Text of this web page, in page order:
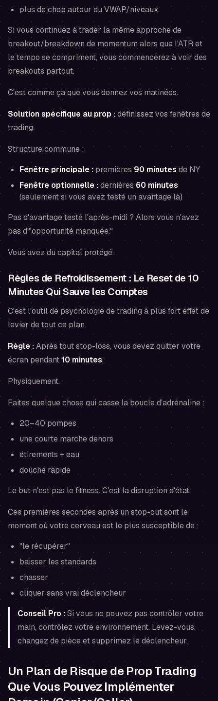
plus de chop autour du VWAP/niveaux
Si vous continuez à trader la même approche de
breakout/breakdown de momentum alors que l'ATR et
le tempo se compriment, vous commencerez à voir des
breakouts partout.
C'est comme ça que vous donnez vos matinées.
Solution spécifique au prop :définissez vos fenêtres de
trading.
Structure commune :
Fenêtre principale : premières 90 minutes de NY
Fenêtre optionnelle :dernières 60 minutes
(seulement si vous avez testé un avantage là)
Pas d'avantage testé l'après-midi ? Alors vous n'avez
pas d'"opportunité manquée."
Vous avez du capital protégé.
Règles de Refroidissement : Le Reset de 10
Minutes Qui Sauve les Comptes
C'est l'outil de psychologie de trading à plus fort effet de
levier de tout ce plan.
Règle :Après tout stop-loss, vous devez quitter votre
écran pendant10 minutes.
Physiquement.
Faites quelque chose qui casse la boucle d'adrénaline :
20–40 pompes
une courte marche dehors
étirements + eau
douche rapide
Le but n'est pas le fitness. C'est la disruption d'état.
Ces premières secondes après un stop-out sont le
moment où votre cerveau est le plus susceptible de :
"le récupérer"
baisser les standards
chasser
cliquer sans vrai déclencheur
Conseil Pro :Si vous ne pouvez pas contrôler votre
main, contrôlez votre environnement. Levez-vous,
changez de pièce et supprimez le déclencheur.
Un Plan de Risque de Prop Trading
Que Vous Pouvez Implémenter